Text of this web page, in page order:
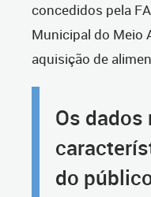
concedidos pela
Municipal do Meio
aquisição de
Os dados
do